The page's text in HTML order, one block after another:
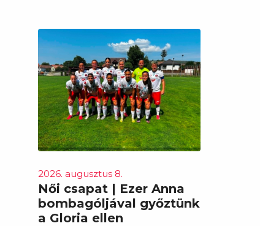
2026. augusztus 8.
Női csapat | Ezer Anna
bombagóljával győztünk
a Gloria ellen